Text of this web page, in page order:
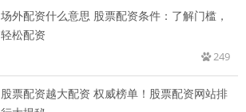
场外配资什么意思 股票配资条件：了解门槛，
轻松配资
249
股票配资越大配资 权威榜单！股票配资网站排